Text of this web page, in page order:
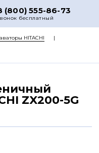
(800) 555-86-73
бесплатный
HITACHI
ZX200-5G